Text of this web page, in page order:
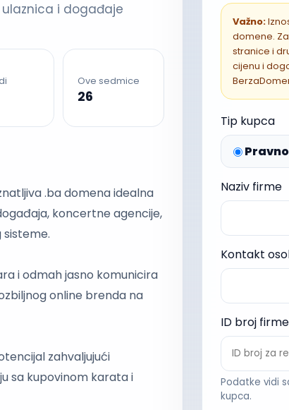
i događaje
Ove sedmice
26
.ba domena idealna
koncertne agencije,
i odmah jasno komunicira
online brenda na
zahvaljujući
sa kupovinom karata i
Važno:
domene.
stranice i
cijenu i
Tip kupca
Naziv firme
Kontakt
ID broj firme
Podatke vidi
kupca.